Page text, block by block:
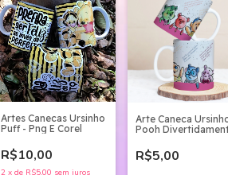
Artes Canecas Ursinho
Puff - Png E Corel
R$10,00
2 x de R$5,00 sem juros
Arte Caneca
Pooh
R$5,00